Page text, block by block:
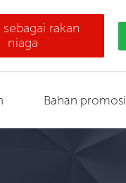
sebagai rakan
niaga
Bahan promosi